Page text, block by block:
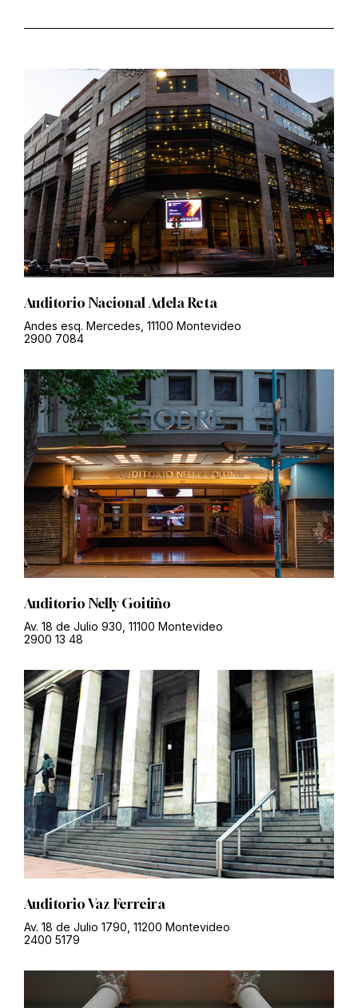
Auditorio Nacional Adela Reta
Andes esq. Mercedes, 11100 Montevideo
2900 7084
Auditorio Nelly Goitiño
Av. 18 de Julio 930, 11100 Montevideo
2900 13 48
Auditorio Vaz Ferreira
Av. 18 de Julio 1790, 11200 Montevideo
2400 5179